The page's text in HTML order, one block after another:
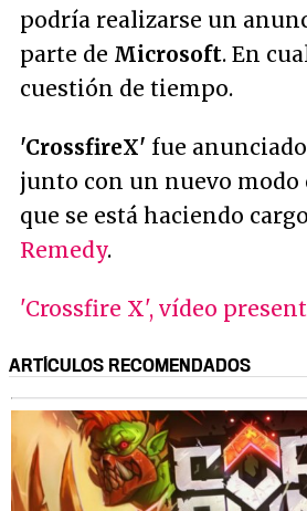
podría realizarse un
parte de Microsoft. En
cuestión de tiempo.
'CrossfireX' fue
junto con un nuevo modo
que se está haciendo
Remedy.
'Crossfire X', vídeo
ARTÍCULOS RECOMENDADOS